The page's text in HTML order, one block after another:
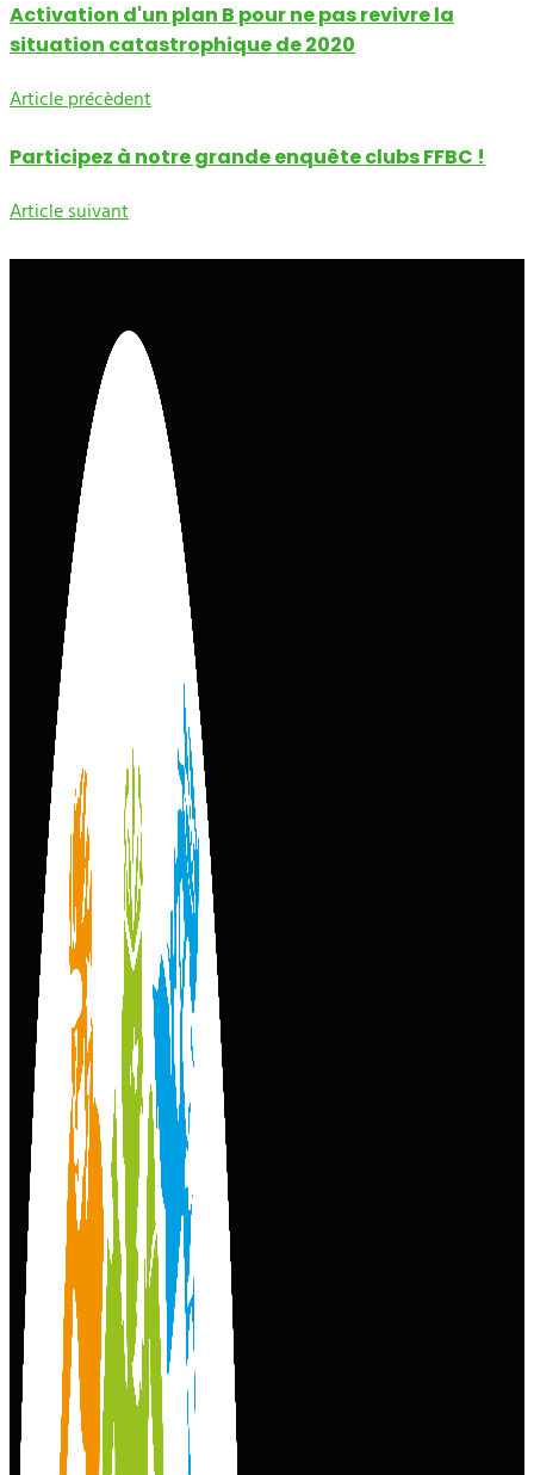
Activation d'un plan B pour ne pas revivre la
situation catastrophique de 2020
Article précèdent
Participez à notre grande enquête clubs FFBC !
Article suivant